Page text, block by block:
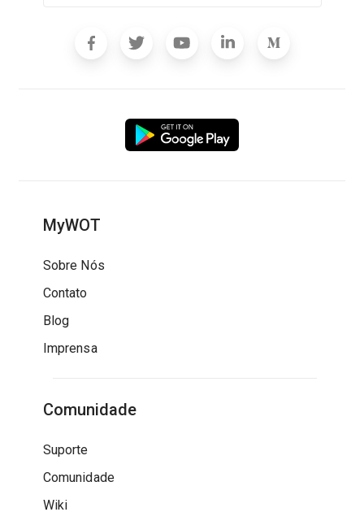
MyWOT
Sobre Nós
Contato
Blog
Imprensa
Comunidade
Suporte
Comunidade
Wiki